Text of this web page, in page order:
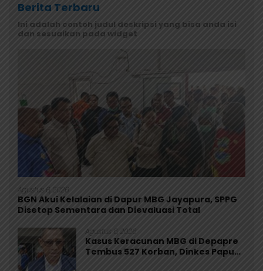
Berita Terbaru
Ini adalah contoh judul deskripsi yang bisa anda isi
dan sesuaikan pada widget
Agustus 6, 2026
BGN Akui Kelalaian di Dapur MBG Jayapura, SPPG
Disetop Sementara dan Dievaluasi Total
Agustus 6, 2026
Kasus Keracunan MBG di Depapre
Tembus 527 Korban, Dinkes Papua